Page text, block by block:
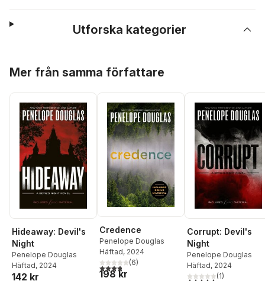
Utforska kategorier
Mer från samma författare
Hideaway: Devil's
Night
Penelope Douglas
Häftad, 2024
142 kr
Credence
Penelope Douglas
Häftad, 2024
3,8utav 5 stjärnor. Totalt antal röster:
(6)
198 kr
Corrupt: Devil's
Night
Penelope Douglas
Häftad, 2024
(1)